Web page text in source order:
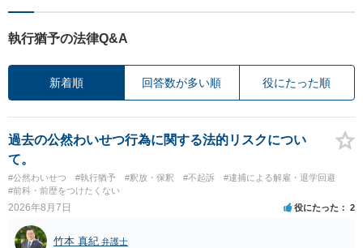
執行猶予の法律Q&A
新着順 回答数が多い順 役にたった順
過去の公然わいせつ行為に関する法的リスクについ
て。
#公然わいせつ #執行猶予 #釈放・保釈 #不起訴
#逮捕による解雇・退学回避
#前科・前歴をつけたくない
2026年8月7日 役にたった 2
竹本 真紀 弁護士